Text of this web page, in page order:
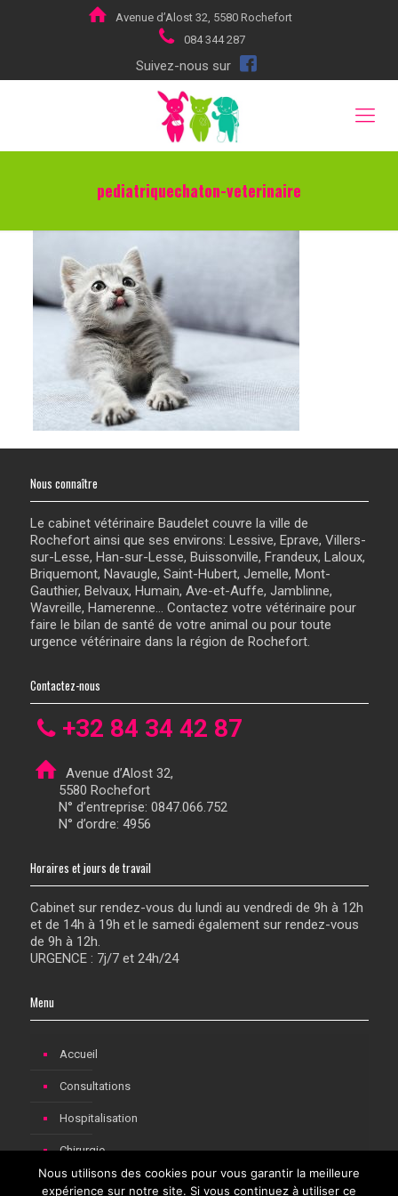
Avenue d’Alost 32, 5580 Rochefort
084 344 287
Suivez-nous sur
pediatriquechaton-veterinaire
Nous connaître
Le cabinet vétérinaire Baudelet couvre la ville de
Rochefort ainsi que ses environs: Lessive, Eprave, Villers-
sur-Lesse, Han-sur-Lesse, Buissonville, Frandeux, Laloux,
Briquemont, Navaugle, Saint-Hubert, Jemelle, Mont-
Gauthier, Belvaux, Humain, Ave-et-Auffe, Jamblinne,
Wavreille, Hamerenne... Contactez votre vétérinaire pour
faire le bilan de santé de votre animal ou pour toute
urgence vétérinaire dans la région de Rochefort.
Contactez-nous
+32 84 34 42 87
Avenue d’Alost 32,
5580 Rochefort
N° d’entreprise: 0847.066.752
N° d’ordre: 4956
Horaires et jours de travail
Cabinet sur rendez-vous du lundi au vendredi de 9h à 12h
et de 14h à 19h et le samedi également sur rendez-vous
de 9h à 12h.
URGENCE : 7j/7 et 24h/24
Menu
Accueil
Consultations
Hospitalisation
Chirurgie
Consultations pédiatriques à Rochefort
Nous utilisons des cookies pour vous garantir la meilleure
expérience sur notre site. Si vous continuez à utiliser ce